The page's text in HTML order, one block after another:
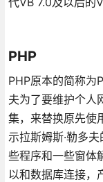
PHP
PHP原本的简称为
夫为了要维护个人
集，来替换原先使
示拉斯姆斯·勒多
些程序和一些窗体
以和数据库连接，